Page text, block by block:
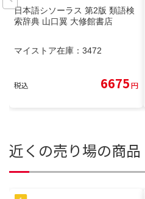
日本語シソーラス 第2版 類語検
索辞典 山口翼 大修館書店
マイストア在庫： 3472
税込 6675円
近くの売り場の商品